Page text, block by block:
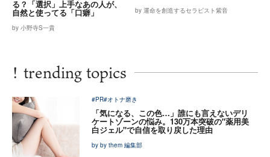
る？「選択」上手なあの人が、
自然と使ってる「口癖」
by 小野寺S一貴
by 運命を創造するセラピスト紫音
! trending topics
#PR#オトナ磨き
「気になる、この色…」誰にも言えないデリ
ケートゾーンの悩み。130万本突破の"薬用美
白ジェル"で自信を取り戻した理由
by by them 編集部